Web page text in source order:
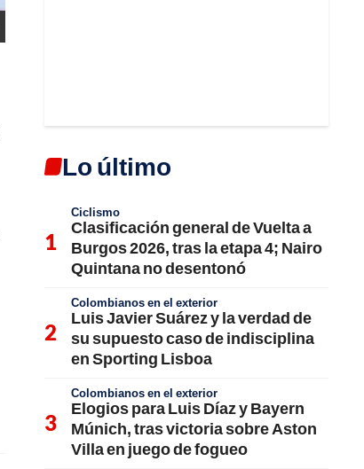
Lo último
Ciclismo
Clasificación general de Vuelta a
Burgos 2026, tras la etapa 4; Nairo
Quintana no desentonó
Colombianos en el exterior
Luis Javier Suárez y la verdad de
su supuesto caso de indisciplina
en Sporting Lisboa
Colombianos en el exterior
Elogios para Luis Díaz y Bayern
Múnich, tras victoria sobre Aston
Villa en juego de fogueo